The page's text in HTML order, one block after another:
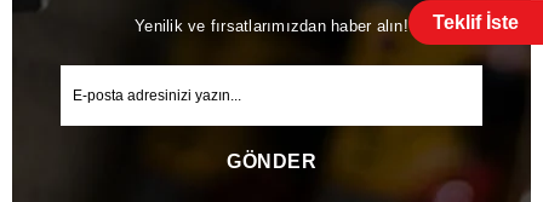
Teklif İste
Yenilik ve fırsatlarımızdan haber alın!
GÖNDER